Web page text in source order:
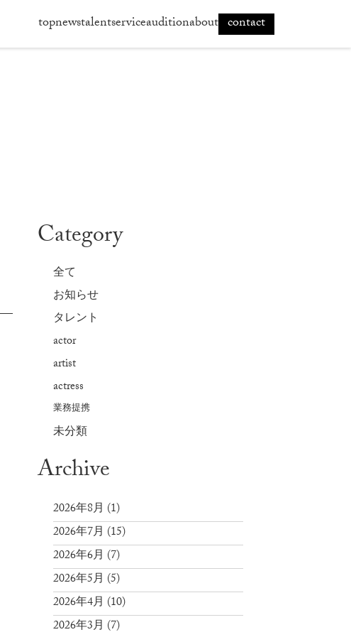
topnewstalentserviceauditionabout contact
Category
全て
お知らせ
タレント
actor
artist
actress
業務提携
未分類
Archive
2026年8月 (1)
2026年7月 (15)
2026年6月 (7)
2026年5月 (5)
2026年4月 (10)
2026年3月 (7)